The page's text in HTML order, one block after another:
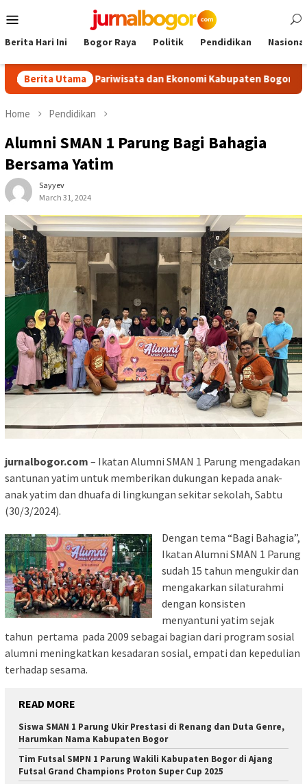
to
Menu
Berita Hari Ini Bogor Raya Politik Pendidikan Nasional
Berita Utama
Pariwisata dan Ekonomi Kabupaten Bogor Tour
Home Pendidikan
Alumni SMAN 1 Parung Bagi Bahagia
Bersama Yatim
Sayyev
March 31, 2024
jurnalbogor.com – Ikatan Alumni SMAN 1 Parung mengadakan
santunan yatim untuk memberikan dukungan kepada anak-
anak yatim dan dhuafa di lingkungan sekitar sekolah, Sabtu
(30/3/2024).
Dengan tema “Bagi Bahagia”,
Ikatan Alumni SMAN 1 Parung
sudah 15 tahun mengukir dan
mengakarkan silaturahmi
dengan konsisten
menyantuni yatim sejak
tahun pertama pada 2009 sebagai bagian dari program sosial
alumni meningkatkan kesadaran sosial, empati dan kepedulian
terhadap sesama.
READ MORE
Siswa SMAN 1 Parung Ukir Prestasi di Renang dan Duta Genre,
Harumkan Nama Kabupaten Bogor
Tim Futsal SMPN 1 Parung Wakili Kabupaten Bogor di Ajang
Futsal Grand Champions Proton Super Cup 2025